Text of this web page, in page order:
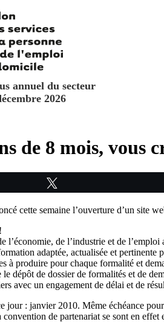
annuel du secteur
2026
de 8 mois, vous
cette semaine l’ouverture d’un site
l’économie, de l’industrie et de
adaptée, actualisée et pertinente
à produire pour chaque formalité et
dépôt de dossier de formalités et de
avec un engagement de délai et de
jour : janvier 2010. Même échéance
de partenariat se sont en